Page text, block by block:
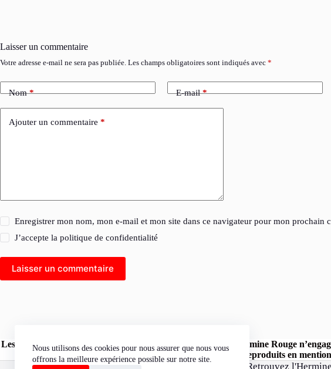
Nous utilisons des cookies pour nous assurer que nous vous
offrons la meilleure expérience possible sur notre site.
Laisser un commentaire
Votre adresse e-mail ne sera pas publiée. Les champs obligatoires sont indiqués avec *
Nom* E-mail*
Ajouter un commentaire *
Enregistrer mon nom, mon e-mail et mon site dans ce navigateur pour mon prochain
J’accepte lapolitique de confidentialité
Laisser un commentaire
Les opinions exprimées dans les articles publiés sur le site l'Hermine Rouge
« l'Hermine Rouge » peuvent être reproduits en
Retrouvez